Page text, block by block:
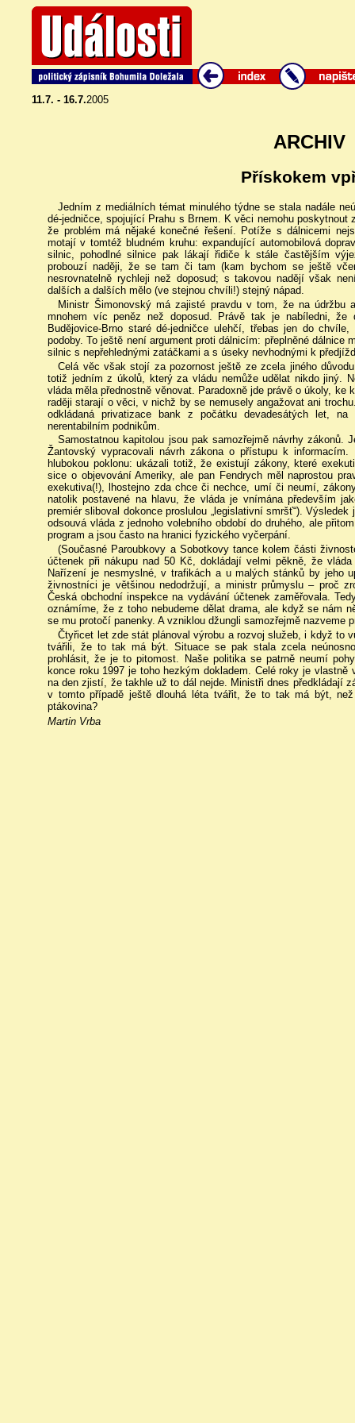
11.7. - 16.7.2005
ARCHIV
Přískokem
Jedním z mediálních témat minulého týdne se stala nadále
dé-jedničce, spojující Prahu s Brnem. K věci nemohu poskytnout
že problém má nějaké konečné řešení. Potíže s dálnicemi
motají v tomtéž bludném kruhu: expandující automobilová
silnic, pohodlné silnice pak lákají řidiče k stále častějším
probouzí naději, že se tam či tam (kam bychom se ještě
nesrovnatelně rychleji než doposud; s takovou nadějí však
dalších a dalších mělo (ve stejnou chvíli!) stejný nápad.
Ministr Šimonovský má zajisté pravdu v tom, že na údržbu
mnohem víc peněz než doposud. Právě tak je nabíledni, že
Budějovice-Brno staré dé-jedničce ulehčí, třebas jen do
podoby. To ještě není argument proti dálnicím: přeplněné
silnic s nepřehlednými zatáčkami a s úseky nevhodnými k
Celá věc však stojí za pozornost ještě ze zcela jiného
totiž jedním z úkolů, který za vládu nemůže udělat nikdo jiný.
vláda měla přednostně věnovat. Paradoxně jde právě o úkoly,
raději starají o věci, v nichž by se nemusely angažovat ani
odkládaná privatizace bank z počátku devadesátých let,
nerentabilním podnikům.
Samostatnou kapitolou jsou pak samozřejmě návrhy
Žantovský vypracovali návrh zákona o přístupu k
hlubokou poklonu: ukázali totiž, že existují zákony, které
sice o objevování Ameriky, ale pan Fendrych měl naprostou
exekutiva(!), lhostejno zda chce či nechce, umí či neumí,
natolik postavené na hlavu, že vláda je vnímána především
premiér sliboval dokonce proslulou „legislativní smršť“).
odsouvá vláda z jednoho volebního období do druhého, ale
program a jsou často na hranici fyzického vyčerpání.
(Současné Paroubkovy a Sobotkovy tance kolem části
účtenek při nákupu nad 50 Kč, dokládají velmi pěkně, že
Nařízení je nesmyslné, v trafikách a u malých stánků by jeho
živnostníci je většinou nedodržují, a ministr průmyslu – proč
Česká obchodní inspekce na vydávání účtenek zaměřovala.
oznámíme, že z toho nebudeme dělat drama, ale když se nám
se mu protočí panenky. A vzniklou džungli samozřejmě nazveme
Čtyřicet let zde stát plánoval výrobu a rozvoj služeb, i když to
tvářili, že to tak má být. Situace se pak stala zcela
prohlásit, že je to pitomost. Naše politika se patrně neumí
konce roku 1997 je toho hezkým dokladem. Celé roky je
na den zjistí, že takhle už to dál nejde. Ministři dnes předkládají
v tomto případě ještě dlouhá léta tvářit, že to tak má být,
ptákovina?
Martin Vrba